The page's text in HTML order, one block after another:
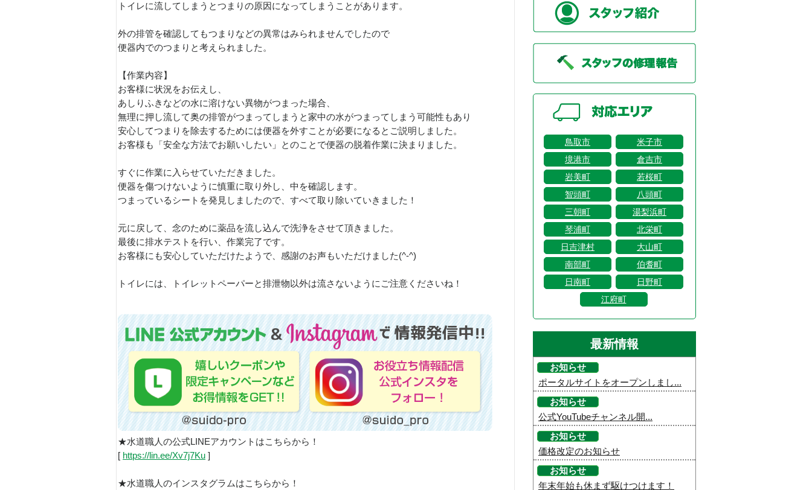
トイレに流してしまうとつまりの原因になってしまうことがあります。
外の排管を確認してもつまりなどの異常はみられませんでしたので
便器内でのつまりと考えられました。
【作業内容】
お客様に状況をお伝えし、
あしりふきなどの水に溶けない異物がつまった場合、
無理に押し流して奥の排管がつまってしまうと家中の水がつまってしまう可能性もあり
安心してつまりを除去するためには便器を外すことが必要になるとご説明しました。
お客様も「安全な方法でお願いしたい」とのことで便器の脱着作業に決まりました。
すぐに作業に入らせていただきました。
便器を傷つけないように慎重に取り外し、中を確認します。
つまっているシートを発見しましたので、すべて取り除いていきました！
元に戻して、念のために薬品を流し込んで洗浄をさせて頂きました。
最後に排水テストを行い、作業完了です。
お客様にも安心していただけたようで、感謝のお声もいただけました(^-^)
トイレには、トイレットペーパーと排泄物以外は流さないようにご注意くださいね！
★水道職人の公式LINEアカウントはこちらから！
[ https://lin.ee/Xv7j7Ku ]
★水道職人のインスタグラムはこちらから！
鳥取市
米子市
境港市
倉吉市
岩美町
若桜町
智頭町
八頭町
三朝町
湯梨浜町
琴浦町
北栄町
日吉津村
大山町
南部町
伯耆町
日南町
日野町
江府町
最新情報
お知らせ
ポータルサイトをオープンしまし...
お知らせ
公式YouTubeチャンネル開...
お知らせ
価格改定のお知らせ
お知らせ
年末年始も休まず駆けつけます！